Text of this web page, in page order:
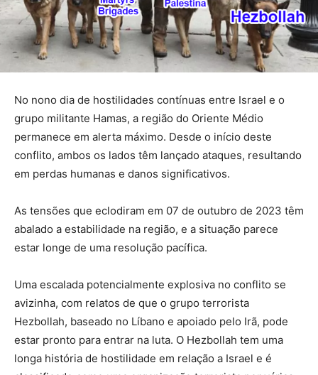
No nono dia de hostilidades contínuas entre Israel e o
grupo militante Hamas, a região do Oriente Médio
permanece em alerta máximo. Desde o início deste
conflito, ambos os lados têm lançado ataques, resultando
em perdas humanas e danos significativos.
As tensões que eclodiram em 07 de outubro de 2023 têm
abalado a estabilidade na região, e a situação parece
estar longe de uma resolução pacífica.
Uma escalada potencialmente explosiva no conflito se
avizinha, com relatos de que o grupo terrorista
Hezbollah, baseado no Líbano e apoiado pelo Irã, pode
estar pronto para entrar na luta. O Hezbollah tem uma
longa história de hostilidade em relação a Israel e é